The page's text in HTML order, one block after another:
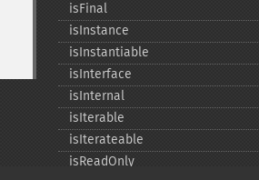
isFinal
isInstance
isInstantiable
isInterface
isInternal
isIterable
isIterateable
isReadOnly